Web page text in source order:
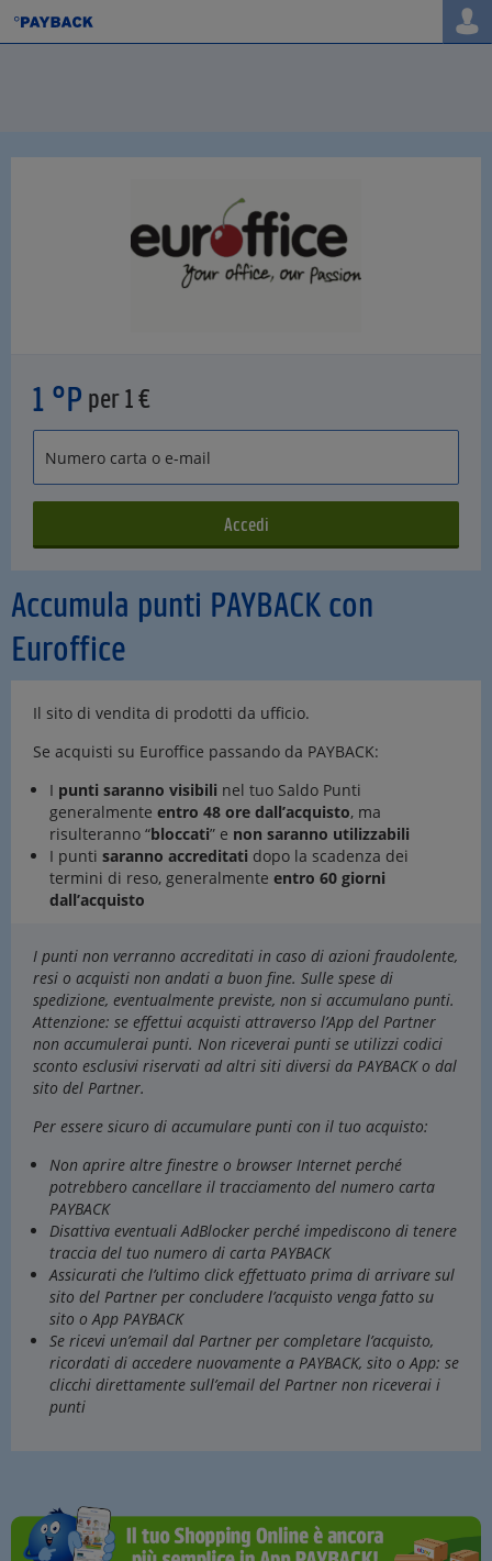
Accumula punti PAYBACK con
Euroffice
Il sito di vendita di prodotti da ufficio.
Se acquisti su Euroffice passando da PAYBACK:
I punti saranno visibili nel tuo Saldo Punti
generalmente entro 48 ore dall’acquisto, ma
risulteranno “bloccati” e non saranno utilizzabili
I punti saranno accreditati dopo la scadenza dei
termini di reso, generalmente entro 60 giorni
dall’acquisto
I punti non verranno accreditati in caso di azioni fraudolente,
resi o acquisti non andati a buon fine. Sulle spese di
spedizione, eventualmente previste, non si accumulano punti.
Attenzione: se effettui acquisti attraverso l’App del Partner
non accumulerai punti. Non riceverai punti se utilizzi codici
sconto esclusivi riservati ad altri siti diversi da PAYBACK o dal
sito del Partner.
Per essere sicuro di accumulare punti con il tuo acquisto:
Non aprire altre finestre o browser Internet perché
potrebbero cancellare il tracciamento del numero carta
PAYBACK
Disattiva eventuali AdBlocker perché impediscono di tenere
traccia del tuo numero di carta PAYBACK
Assicurati che l’ultimo click effettuato prima di arrivare sul
sito del Partner per concludere l’acquisto venga fatto su
sito o App PAYBACK
Se ricevi un’email dal Partner per completare l’acquisto,
ricordati di accedere nuovamente a PAYBACK, sito o App: se
clicchi direttamente sull’email del Partner non riceverai i
punti
1 °P per 1 €